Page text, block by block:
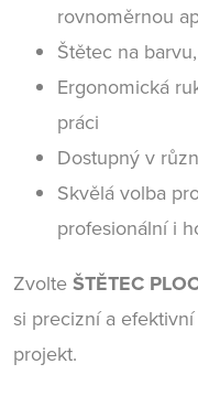
rovnoměrnou
Štětec na
Ergonomická
práci
Dostupný v
Skvělá volba
profesionální i
Zvolte ŠTĚTEC
si precizní a
projekt.